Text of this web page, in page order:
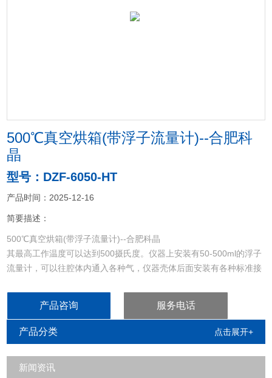
500℃真空烘箱(带浮子流量计)--合肥科
晶
型号：DZF-6050-HT
产品时间：2025-12-16
简要描述：
500℃真空烘箱(带浮子流量计)--合肥科晶
其最高工作温度可以达到500摄氏度。仪器上安装有50-500ml的浮子
流量计，可以往腔体内通入各种气，仪器壳体后面安装有各种标准接
产品咨询 服务电话
产品分类 点击展开+
新闻资讯